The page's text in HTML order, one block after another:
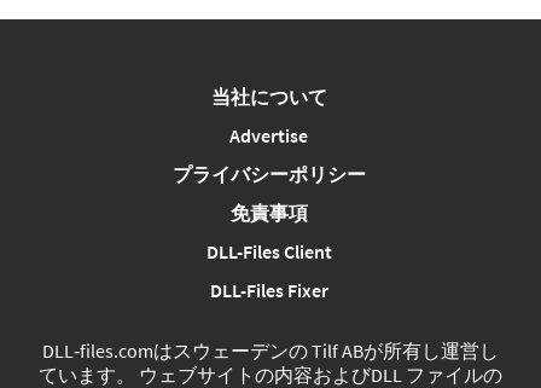
当社について
Advertise
プライバシーポリシー
免責事項
DLL-Files Client
DLL-Files Fixer
DLL‑files.comはスウェーデンの Tilf ABが所有し運営し
ています。 ウェブサイトの内容およびDLL ファイルの